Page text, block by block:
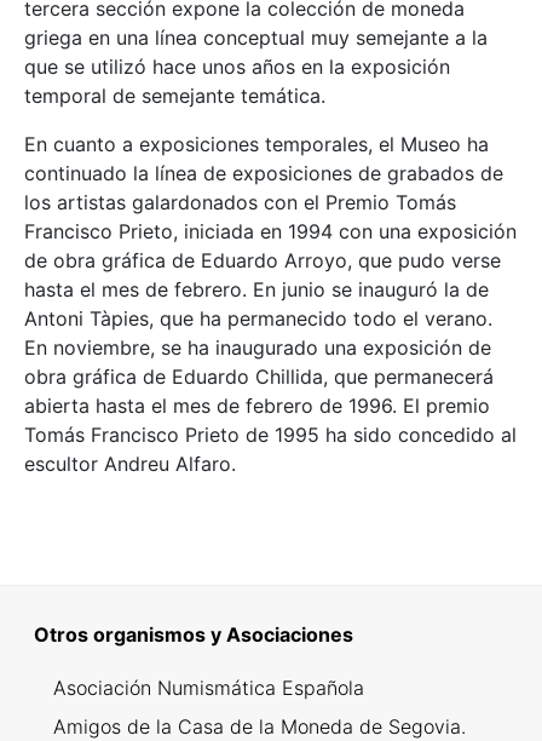
tercera sección expone la colección de moneda
griega en una línea conceptual muy semejante a la
que se utilizó hace unos años en la exposición
temporal de semejante temática.
En cuanto a exposiciones temporales, el Museo ha
continuado la línea de exposiciones de grabados de
los artistas galardonados con el Premio Tomás
Francisco Prieto, iniciada en 1994 con una exposición
de obra gráfica de Eduardo Arroyo, que pudo verse
hasta el mes de febrero. En junio se inauguró la de
Antoni Tàpies, que ha permanecido todo el verano.
En noviembre, se ha inaugurado una exposición de
obra gráfica de Eduardo Chillida, que permanecerá
abierta hasta el mes de febrero de 1996. El premio
Tomás Francisco Prieto de 1995 ha sido concedido al
escultor Andreu Alfaro.
Otros organismos y Asociaciones
Asociación Numismática Española
Amigos de la Casa de la Moneda de Segovia.